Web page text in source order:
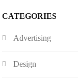
CATEGORIES
Advertising
Design